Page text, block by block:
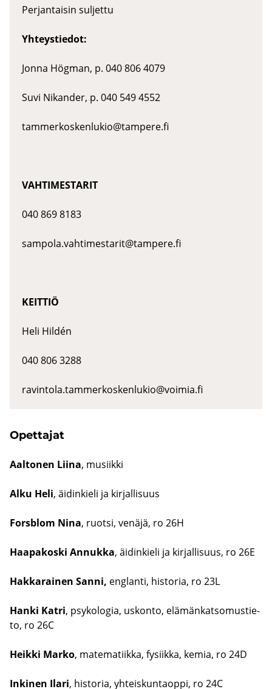
Perjantaisin suljettu
Yhteystiedot:
Jonna Högman, p. 040 806 4079
Suvi Nikander, p. 040 549 4552
tammerkoskenlukio@tampere.fi
VAHTIMESTARIT
040 869 8183
sampola.vahtimestarit@tampere.fi
​KEITTIÖ
Heli Hildén
040 806 3288
ravintola.tammerkoskenlukio@voimia.fi
Opet­ta­jat
Aal­to­nen Liina, musiik­ki
​Alku Heli, äi­din­kie­li ja kir­jal­li­suus
Fors­blom Nina, ruot­si, ve­nä­jä, ro 26H
Haa­pa­kos­ki An­nuk­ka, äi­din­kie­li ja kir­jal­li­suus, ro 26E
Hak­ka­rai­nen Sanni, englan­ti, his­to­ria, ro 23L
​Hanki Katri, psy­ko­lo­gia, us­kon­to, elä­män­kat­so­mus­tie­
to, ro 26C
​Heikki Marko, ma­te­ma­tiik­ka, fy­siik­ka, kemia, ro 24D
In­ki­nen Ilari, his­to­ria, yh­teis­kun­taop­pi, ro 24C